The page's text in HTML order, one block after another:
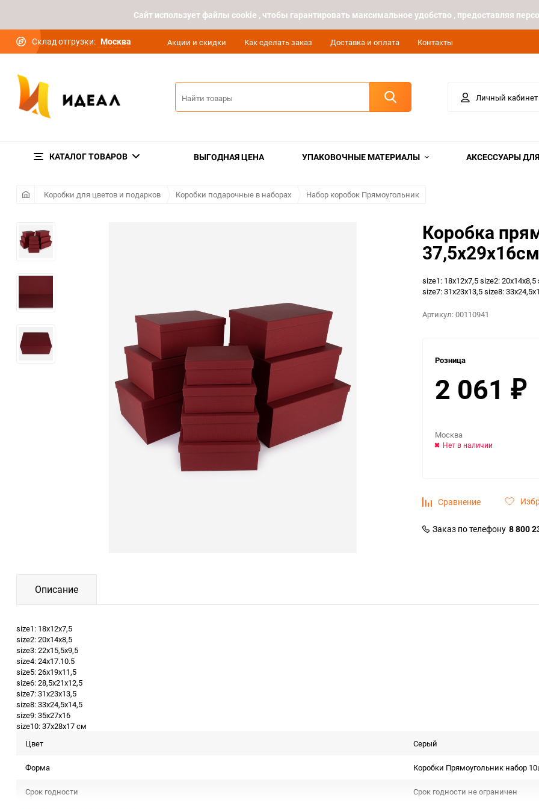
Cайт использует файлы cookie , чтобы гарантировать максимальное удобство , предоставляя
Склад отгрузки: Москва Акции и скидки Как сделать заказ Доставка и оплата Контакты
Личный кабинет
КАТАЛОГ ТОВАРОВ ВЫГОДНАЯ ЦЕНА УПАКОВОЧНЫЕ МАТЕРИАЛЫ АКСЕССУАРЫ
Коробки для цветов и подарков Коробки подарочные в наборах Набор коробок Прямоугольник
Коробка
size1: 18х12х7,5 size2:
size7: 31х23х13,5 size8:
Артикул:00110941
Розница
2 061 ₽
Москва
Нет в наличии
Сравнение
Заказ по телефону 8 800
Описание
size1: 18х12х7,5
size2: 20х14х8,5
size3: 22х15,5х9,5
size4: 24х17.10.5
size5: 26х19х11,5
size6: 28,5х21х12,5
size7: 31х23х13,5
size8: 33х24,5х14,5
size9: 35х27х16
size10: 37х28х17 см
Цвет
Серый
Форма Коробки Прямоугольник набор
Срок годности Срок годности не ограничен